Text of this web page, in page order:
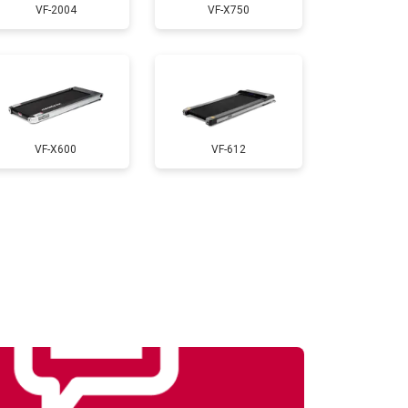
1000 ₽ Заказать
VF-2004 VF-X750
VF-X600 VF-612